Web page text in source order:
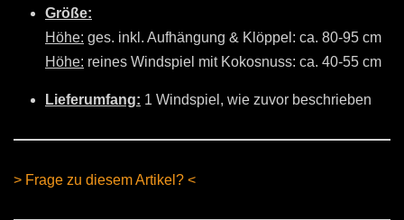
Größe:
Höhe: ges. inkl. Aufhängung & Klöppel: ca. 80-95 cm
Höhe: reines Windspiel mit Kokosnuss: ca. 40-55 cm
Lieferumfang: 1 Windspiel, wie zuvor beschrieben
> Frage zu diesem Artikel? <